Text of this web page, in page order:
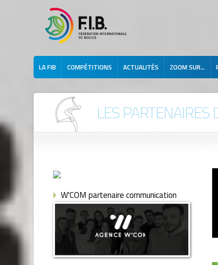
LA FIB COMPÉTITIONS ACTUALITÉS ZOOM SUR...
LES
W'COM partenaire communication